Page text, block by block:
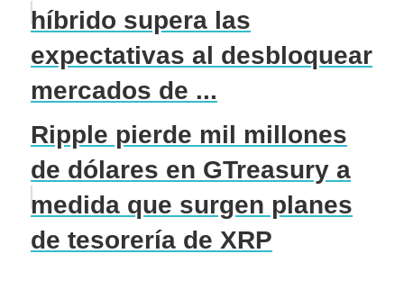
híbrido supera las
expectativas al desbloquear
mercados de ...
Ripple pierde mil millones
de dólares en GTreasury a
medida que surgen planes
de tesorería de XRP